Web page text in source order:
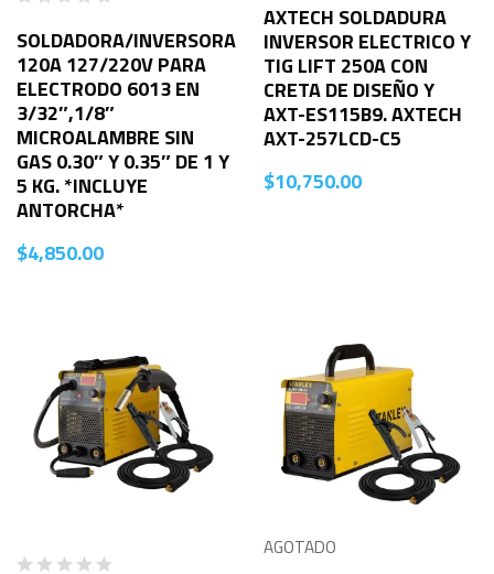
SOLDADORA/INVERSORA
120A 127/220V PARA
ELECTRODO 6013 EN
3/32″,1/8″
MICROALAMBRE SIN
GAS 0.30″ Y 0.35″ DE 1 Y
5 KG. *INCLUYE
ANTORCHA*
$4,850.00
AXTECH SOLDADURA
INVERSOR ELECTRICO Y
TIG LIFT 250A CON
CRETA DE DISEÑO Y
AXT-ES115B9. AXTECH
AXT-257LCD-C5
$10,750.00
AGOTADO